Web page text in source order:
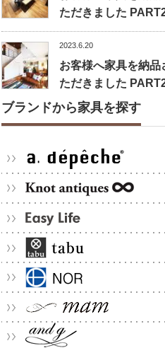
ただきました
2023.6.20
お客様へ家具を納品
ただきました
ブランドから家具を探す